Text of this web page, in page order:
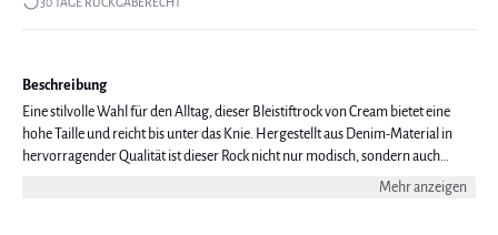
Beschreibung
Eine stilvolle Wahl für den Alltag, dieser Bleistiftrock von Cream bietet eine
hohe Taille und reicht bis unter das Knie. Hergestellt aus Denim-Material in
hervorragender Qualität ist dieser Rock nicht nur modisch, sondern auch
Mehr anzeigen